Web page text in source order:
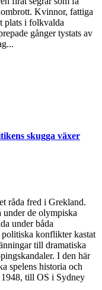
Kvinnor, fattiga
plats i folkvalda
gånger tystats av
skugga växer
råda fred i Grekland.
under de olympiska
under båda
konflikter kastat
till dramatiska
I den här
spelens historia och
till OS i Sydney